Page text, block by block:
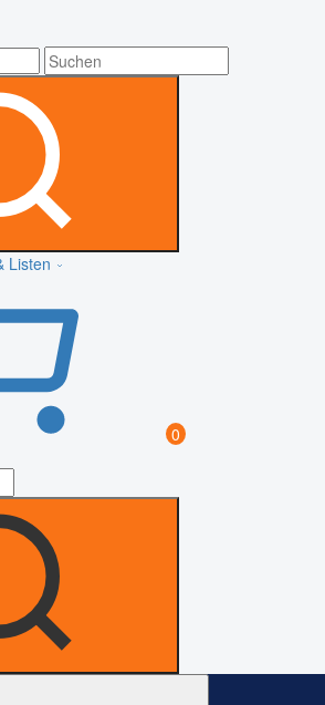
Listen
0